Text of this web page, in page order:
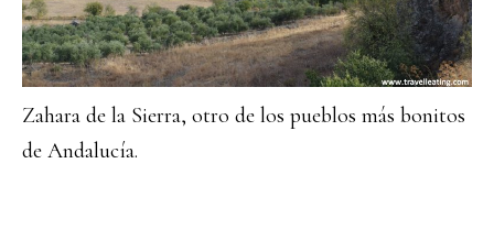
Zahara de la Sierra, otro de los pueblos más bonitos
de Andalucía.